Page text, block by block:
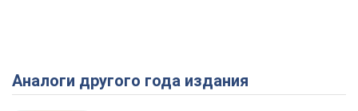
Play Video
Аналоги другого года издания